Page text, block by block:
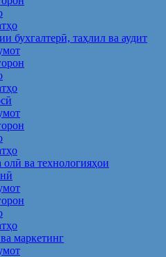
бухгалтерӣ, таҳлил ва аудит
ва технологияҳои
маркетинг